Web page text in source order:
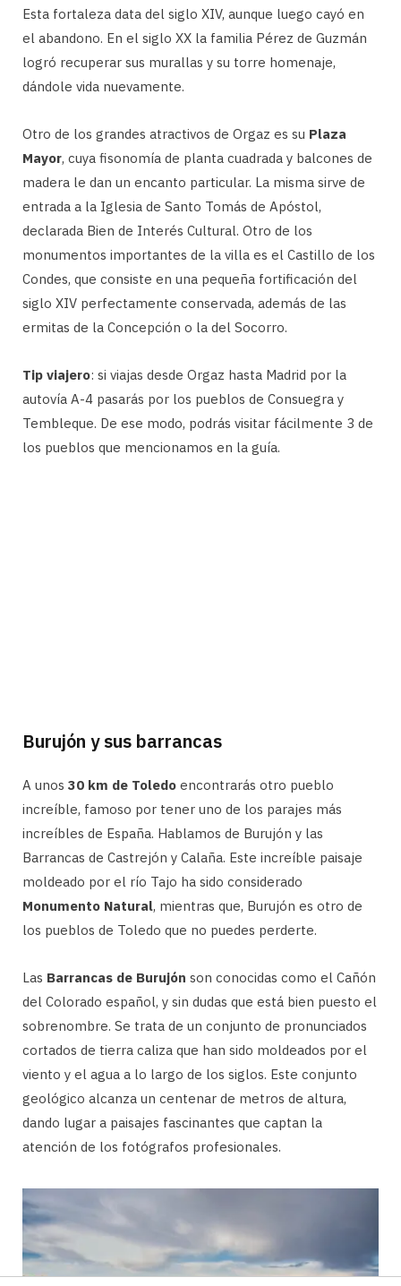
Esta fortaleza data del siglo XIV, aunque luego cayó en
el abandono. En el siglo XX la familia Pérez de Guzmán
logró recuperar sus murallas y su torre homenaje,
dándole vida nuevamente.
Otro de los grandes atractivos de Orgaz es su Plaza
Mayor, cuya fisonomía de planta cuadrada y balcones de
madera le dan un encanto particular. La misma sirve de
entrada a la Iglesia de Santo Tomás de Apóstol,
declarada Bien de Interés Cultural. Otro de los
monumentos importantes de la villa es el Castillo de los
Condes, que consiste en una pequeña fortificación del
siglo XIV perfectamente conservada, además de las
ermitas de la Concepción o la del Socorro.
Tip viajero: si viajas desde Orgaz hasta Madrid por la
autovía A-4 pasarás por los pueblos de Consuegra y
Tembleque. De ese modo, podrás visitar fácilmente 3 de
los pueblos que mencionamos en la guía.
Burujón y sus barrancas
A unos 30 km de Toledo encontrarás otro pueblo
increíble, famoso por tener uno de los parajes más
increíbles de España. Hablamos de Burujón y las
Barrancas de Castrejón y Calaña. Este increíble paisaje
moldeado por el río Tajo ha sido considerado
Monumento Natural, mientras que, Burujón es otro de
los pueblos de Toledo que no puedes perderte.
Las Barrancas de Burujón son conocidas como el Cañón
del Colorado español, y sin dudas que está bien puesto el
sobrenombre. Se trata de un conjunto de pronunciados
cortados de tierra caliza que han sido moldeados por el
viento y el agua a lo largo de los siglos. Este conjunto
geológico alcanza un centenar de metros de altura,
dando lugar a paisajes fascinantes que captan la
atención de los fotógrafos profesionales.